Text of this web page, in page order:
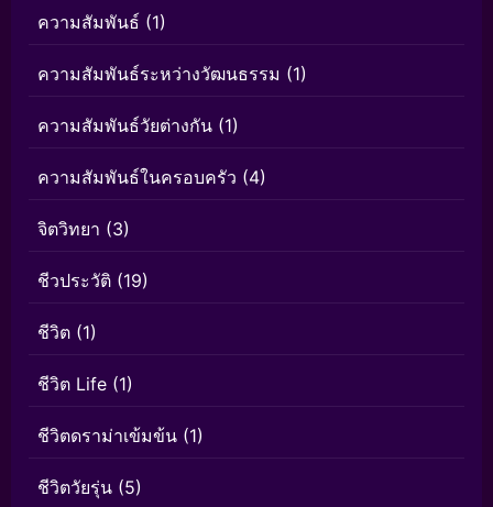
ความสัมพันธ์ (1)
ความสัมพันธ์ระหว่างวัฒนธรรม (1)
ความสัมพันธ์วัยต่างกัน (1)
ความสัมพันธ์ในครอบครัว (4)
จิตวิทยา (3)
ชีวประวัติ (19)
ชีวิต (1)
ชีวิต Life (1)
ชีวิตดราม่าเข้มข้น (1)
ชีวิตวัยรุ่น (5)